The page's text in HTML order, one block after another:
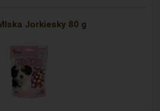
Jorkiesky 80 g